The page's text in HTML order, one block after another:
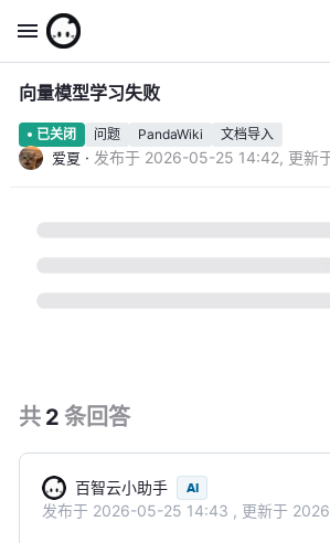
向量模型学习失败
已关闭 问题 PandaWiki 文档导入
爱夏 · 发布于 2026-05-25 14:42, 更新
共 2 条回答
百智云小助手 AI
发布于 2026-05-25 14:43 , 更新于